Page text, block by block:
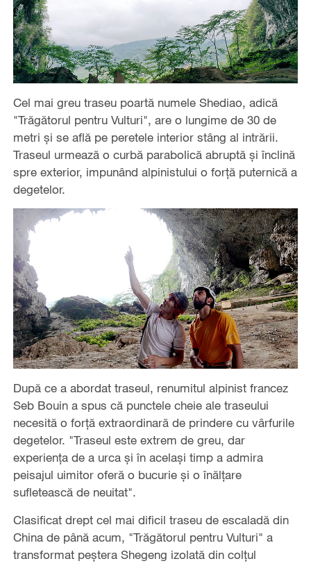
Cel mai greu traseu poartă numele Shediao, adică
"Trăgătorul pentru Vulturi", are o lungime de 30 de
metri și se află pe peretele interior stâng al intrării.
Traseul urmează o curbă parabolică abruptă și înclină
spre exterior, impunând alpinistului o forță puternică a
degetelor.
După ce a abordat traseul, renumitul alpinist francez
Seb Bouin a spus că punctele cheie ale traseului
necesită o forță extraordinară de prindere cu vârfurile
degetelor. "Traseul este extrem de greu, dar
experiența de a urca și în același timp a admira
peisajul uimitor oferă o bucurie și o înălțare
sufletească de neuitat".
Clasificat drept cel mai dificil traseu de escaladă din
China de până acum, "Trăgătorul pentru Vulturi" a
transformat peștera Shegeng izolată din colțul